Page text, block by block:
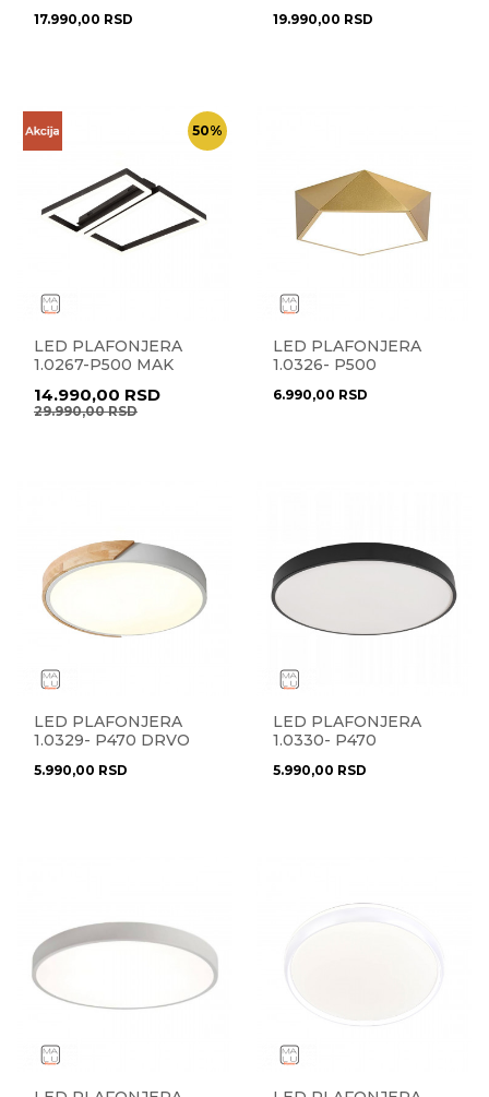
17.990,00 RSD 19.990,00 RSD
50%
LED PLAFONJERA
1.0267-P500 MAK
14.990,00 RSD
29.990,00RSD
LED PLAFONJERA
1.0326- P500
6.990,00 RSD
LED PLAFONJERA
1.0329- P470 DRVO
5.990,00 RSD
LED PLAFONJERA
1.0330- P470
5.990,00 RSD